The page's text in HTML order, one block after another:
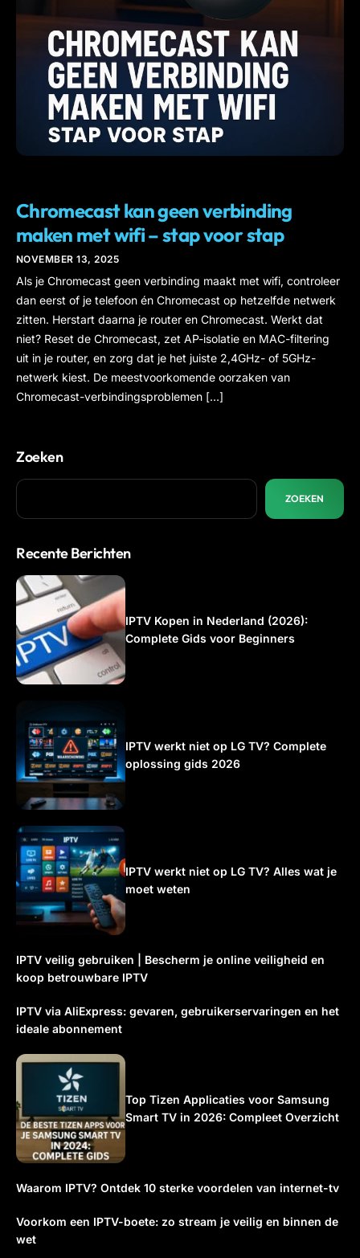
Chromecast kan geen verbinding
maken met wifi – stap voor stap
NOVEMBER 13, 2025
Als je Chromecast geen verbinding maakt met wifi, controleer
dan eerst of je telefoon én Chromecast op hetzelfde netwerk
zitten. Herstart daarna je router en Chromecast. Werkt dat
niet? Reset de Chromecast, zet AP-isolatie en MAC-filtering
uit in je router, en zorg dat je het juiste 2,4GHz- of 5GHz-
netwerk kiest. De meestvoorkomende oorzaken van
Chromecast-verbindingsproblemen […]
Zoeken
ZOEKEN
Recente Berichten
IPTV Kopen in Nederland (2026):
Complete Gids voor Beginners
IPTV werkt niet op LG TV? Complete
oplossing gids 2026
IPTV werkt niet op LG TV? Alles wat je
moet weten
IPTV veilig gebruiken | Bescherm je online veiligheid en
koop betrouwbare IPTV
IPTV via AliExpress: gevaren, gebruikerservaringen en het
ideale abonnement
Top Tizen Applicaties voor Samsung
Smart TV in 2026: Compleet Overzicht
Waarom IPTV? Ontdek 10 sterke voordelen van internet-tv
Voorkom een IPTV-boete: zo stream je veilig en binnen de
wet